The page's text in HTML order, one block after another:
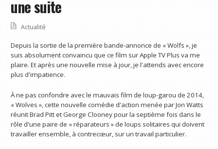
une suite
Actualité
Depuis la sortie de la première bande-annonce de « Wolfs », je
suis absolument convaincu que ce film sur Apple TV Plus va me
plaire. Et après une nouvelle mise à jour, je l'attends avec encore
plus d'impatience.
À ne pas confondre avec le mauvais film de loup-garou de 2014,
« Wolves », cette nouvelle comédie d'action menée par Jon Watts
réunit Brad Pitt et George Clooney pour la septième fois dans le
rôle d'une paire de « réparateurs » de loups solitaires qui doivent
travailler ensemble, à contrecœur, sur un travail particulier.